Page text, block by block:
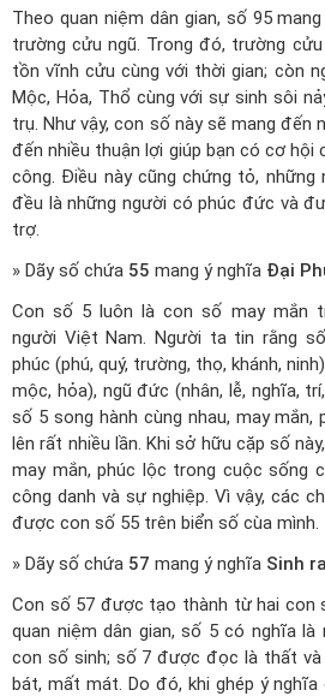
Theo quan niệm dân gian, số 95
trường cửu ngũ. Trong đó, trường
tồn vĩnh cửu cùng với thời gian; còn
Mộc, Hỏa, Thổ cùng với sự sinh sôi
trụ. Như vậy, con số này sẽ mang đến
đến nhiều thuận lợi giúp bạn có cơ hội
công. Điều này cũng chứng tỏ,
đều là những người có phúc đức và
trợ.
» Dãy số chứa 55 mang ý nghĩa Đại
Con số 5 luôn là con số may mắn
người Việt Nam. Người ta tin rằng
phúc (phú, quý, trường, thọ, khánh,
mộc, hỏa), ngũ đức (nhân, lễ, nghĩa,
số 5 song hành cùng nhau, may
lên rất nhiều lần. Khi sở hữu cặp số
may mắn, phúc lộc trong cuộc sống
công danh và sự nghiệp. Vì vậy, các
được con số 55 trên biển số cùa mình.
» Dãy số chứa 57 mang ý nghĩa Sinh
Con số 57 được tạo thành từ hai con
quan niệm dân gian, số 5 có nghĩa
con số sinh; số 7 được đọc là thất
bát, mất mát. Do đó, khi ghép ý